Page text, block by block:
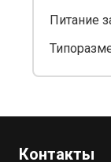
Питание
Контакты